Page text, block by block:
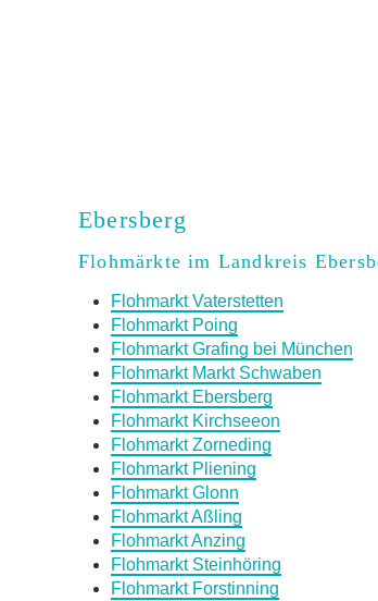
Ebersberg
Flohmärkte im Landkreis
Flohmarkt Vaterstetten
Flohmarkt Poing
Flohmarkt Grafing bei München
Flohmarkt Markt Schwaben
Flohmarkt Ebersberg
Flohmarkt Kirchseeon
Flohmarkt Zorneding
Flohmarkt Pliening
Flohmarkt Glonn
Flohmarkt Aßling
Flohmarkt Anzing
Flohmarkt Steinhöring
Flohmarkt Forstinning